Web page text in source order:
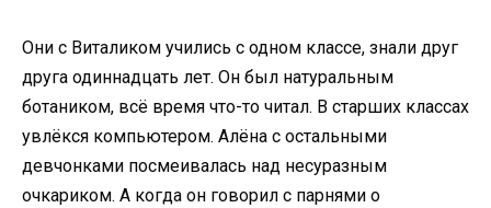
Они с Виталиком учились с одном классе, знали друг
друга одиннадцать лет. Он был натуральным
ботаником, всё время что-то читал. В старших классах
увлёкся компьютером. Алёна с остальными
девчонками посмеивалась над несуразным
очкариком. А когда он говорил с парнями о